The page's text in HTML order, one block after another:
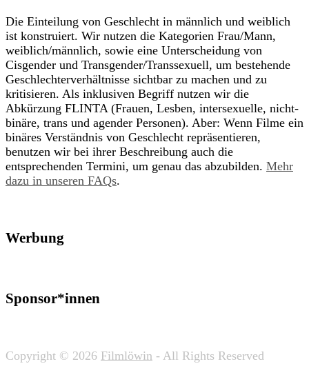
Die Einteilung von Geschlecht in männlich und weiblich
ist konstruiert. Wir nutzen die Kategorien Frau/Mann,
weiblich/männlich, sowie eine Unterscheidung von
Cisgender und Transgender/Transsexuell, um bestehende
Geschlechterverhältnisse sichtbar zu machen und zu
kritisieren. Als inklusiven Begriff nutzen wir die
Abkürzung FLINTA (Frauen, Lesben, intersexuelle, nicht-
binäre, trans und agender Personen). Aber: Wenn Filme ein
binäres Verständnis von Geschlecht repräsentieren,
benutzen wir bei ihrer Beschreibung auch die
entsprechenden Termini, um genau das abzubilden. Mehr
dazu in unseren FAQs.
Werbung
Sponsor*innen
Copyright © 2026 Filmlöwin - All Rights Reserved